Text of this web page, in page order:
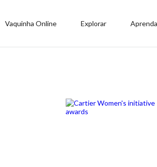
Vaquinha Online Explorar Aprenda